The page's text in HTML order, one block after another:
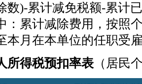
数)-累计减免税额-累计
：累计减除费用，按照
本月在本单位的任职受
所得税预扣率表 （居民